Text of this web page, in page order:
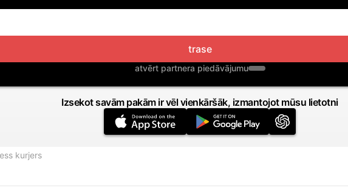
trase
atvērt partnera piedāvājumu
Izsekot savām pakām ir vēl vienkāršāk, izmantojot mūsu lietotni
kurjers